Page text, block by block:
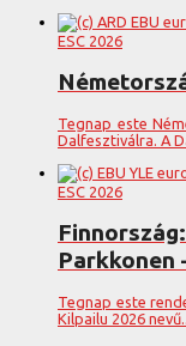
ESC 2026
Tegnap este
Dalfesztiválra. A
ESC 2026
Parkkonen
Tegnap este
Kilpailu 2026